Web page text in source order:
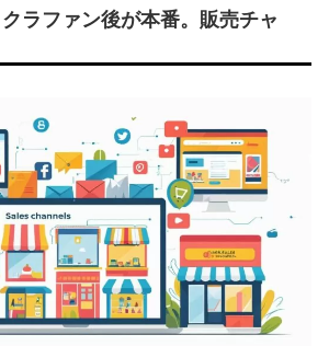
ラファン後が本番。販売チャ